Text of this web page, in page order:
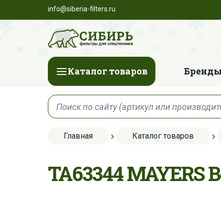
info@siberia-filters.ru
Каталог товаров
Главная Каталог товаров
TA63344